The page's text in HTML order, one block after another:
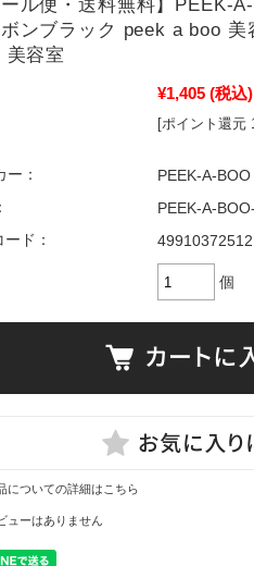
ール便・送料無料】PEEK-
ンブラック peek a boo 美
美容室
¥1,405 (税込)
[ポイント還元
ー：
PEEK-A-BOO
PEEK-A-
ド：
個
についての詳細はこちら
ューはありません